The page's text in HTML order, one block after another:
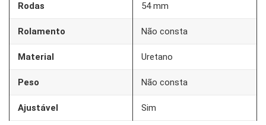
Rodas 54 mm
Rolamento Não consta
Material Uretano
Peso Não consta
Ajustável Sim